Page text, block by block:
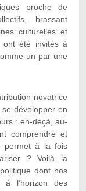
proche de
brassant
culturelles et
ont été invités à
un par une
novatrice
développer en
: en-deçà, au-
comprendre et
permet à la fois
? Voilà la
dont nos
à l’horizon des